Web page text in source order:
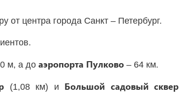
от центра города Санкт – Петербург.
м, а до аэропорта Пулково – 64 км.
(1,08 км) и Большой садовый сквер